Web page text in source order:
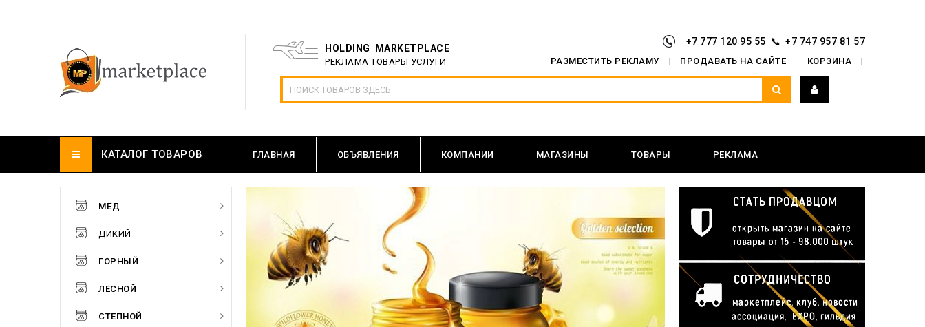
HOLDING MARKETPLACE
РЕКЛАМА ТОВАРЫ УСЛУГИ
+7 777 120 95 55 📞 +7 747 957 81 57
РАЗМЕСТИТЬ РЕКЛАМУ ПРОДАВАТЬ НА САЙТЕ КОРЗИНА
КАТАЛОГ ТОВАРОВ ГЛАВНАЯ ОБЪЯВЛЕНИЯ КОМПАНИИ МАГАЗИНЫ ТОВАРЫ РЕКЛАМА
МЁД
ДИКИЙ
ГОРНЫЙ
ЛЕСНОЙ
СТЕПНОЙ